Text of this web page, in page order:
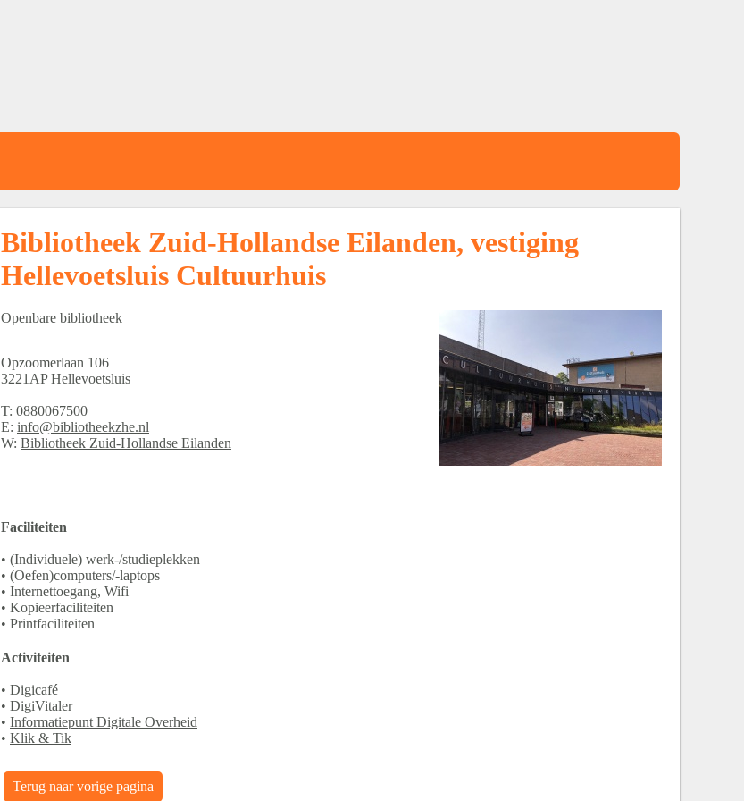
Bibliotheek Zuid-Hollandse Eilanden, vestiging
Hellevoetsluis Cultuurhuis
Openbare bibliotheek
Opzoomerlaan 106
3221AP Hellevoetsluis
T: 0880067500
E: info@bibliotheekzhe.nl
W: Bibliotheek Zuid-Hollandse Eilanden
Faciliteiten
• (Individuele) werk-/studieplekken
• (Oefen)computers/-laptops
• Internettoegang, Wifi
• Kopieerfaciliteiten
• Printfaciliteiten
Activiteiten
• Digicafé
• DigiVitaler
• Informatiepunt Digitale Overheid
• Klik & Tik
Terug naar vorige pagina